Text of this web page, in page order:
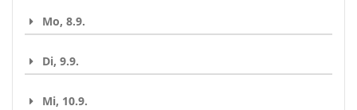
auswählen
Mo, 8.9.
Di, 9.9.
Mi, 10.9.